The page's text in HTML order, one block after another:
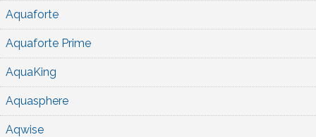
Aquaforte
Aquaforte Prime
AquaKing
Aquasphere
Aqwise